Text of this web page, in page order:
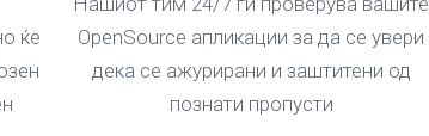
ќе
OpenSource апликации за да се увери
дека се ажурирани и заштитени од
познати пропусти